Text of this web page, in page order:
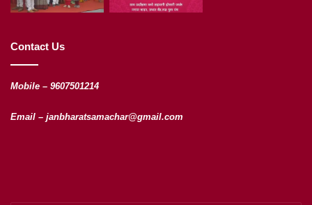
Contact Us
Mobile – 9607501214
Email – janbharatsamachar@gmail.com